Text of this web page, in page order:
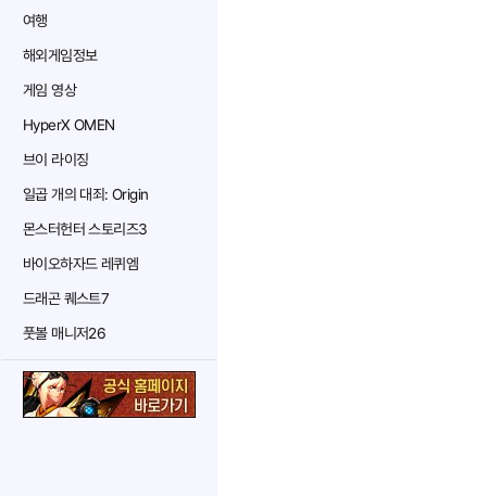
여행
해외게임정보
게임 영상
HyperX OMEN
브이 라이징
일곱 개의 대죄: Origin
몬스터헌터 스토리즈3
바이오하자드 레퀴엠
드래곤 퀘스트7
풋볼 매니저26